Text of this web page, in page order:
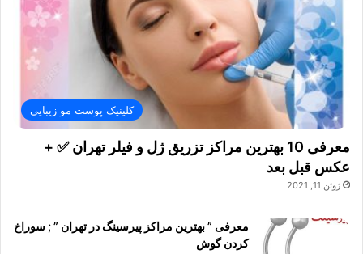
کلینیک پوست مو زیبایی
معرفی 10 بهترین مراکز تزریق ژل و فیلر تهران ✅ +
عکس قبل بعد
ژوئن 11, 2021
معرفی ” بهترین مراکز پیرسینگ در تهران ” ; سوراخ
کردن گوش